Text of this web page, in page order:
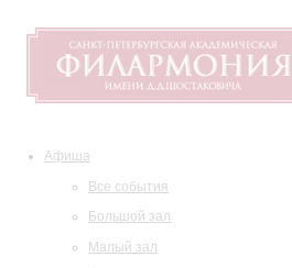
Афиша
Все события
Большой зал
Малый зал